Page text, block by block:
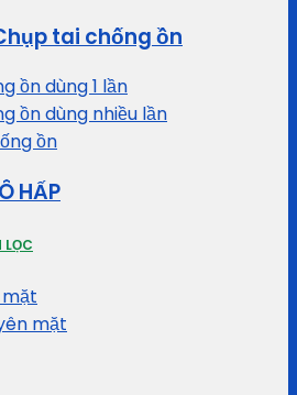
tai chống ồn
ồn dùng 1 lần
ồn dùng nhiều lần
ồn
HẤP
LỌC
mặt